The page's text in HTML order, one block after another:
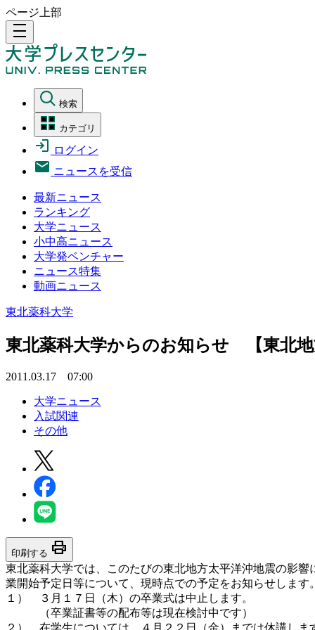
ページ上部
density_medium
検索
カテゴリ
ログイン
ニュースを受信
最新ニュース
ランキング
大学ニュース
小中高ニュース
大学発ベンチャー
ニュース特集
動画ニュース
東北薬科大学
東北薬科大学からのお知らせ 【東北
2011.03.17 07:00
大学ニュース
入試関連
その他
印刷する print
東北薬科大学では、このたびの東北地方太平洋沖地震の影
業開始予定日等について、現時点での予定をお知らせします
１） ３月１７日（木）の卒業式は中止します。
（卒業証書等の配布等は現在検討中です）
２） 在学生については、４月２２日（金）までは休講しま